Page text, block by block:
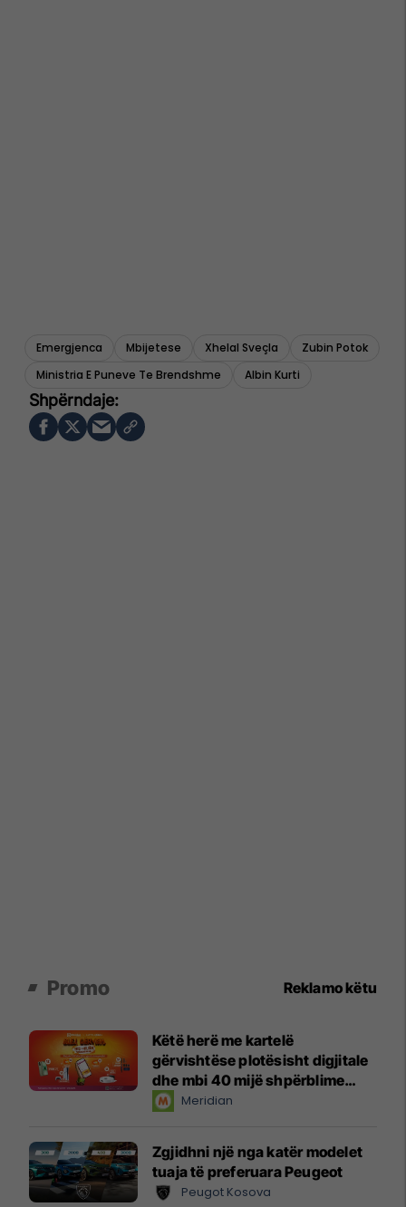
Emergjenca Mbijetese Xhelal Sveçla
Zubin Potok
Ministria E Puneve Te Brendshme
Albin Kurti
Promo Reklamo këtu
Këtë herë me kartelë
gërvishtëse plotësisht digjitale
dhe mbi 40 mijë shpërblime
instant!Meridian
Zgjidhni një nga katër modelet
tuaja të preferuara Peugeot
Peugot Kosova